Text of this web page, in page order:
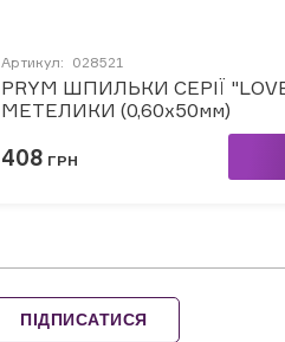
Артикул: 028521
PRYM ШПИЛЬКИ СЕРІЇ
МЕТЕЛИКИ (0,60х50мм)
408 ГРН
ПІДПИСАТИСЯ